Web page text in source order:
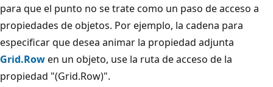
para que el punto no se trate como un paso de acceso a
propiedades de objetos. Por ejemplo, la cadena para
especificar que desea animar la propiedad adjunta
Grid.Rowen un objeto, use la ruta de acceso de la
propiedad "(Grid.Row)".